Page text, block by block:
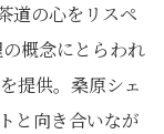
道の心をリスペ
概念にとらわれ
提供。桑原シェ
と向き合いなが